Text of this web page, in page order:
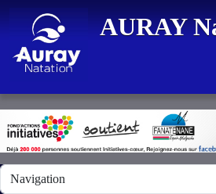
AURAY
Panneau de gestion des cookies